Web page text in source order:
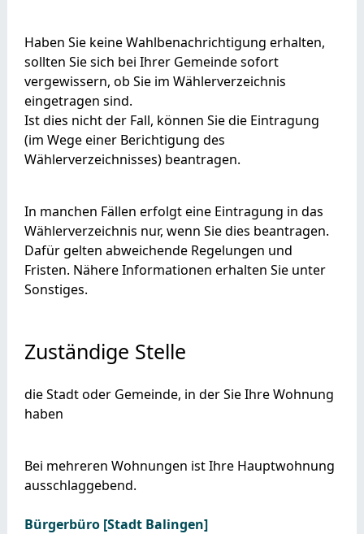
Haben Sie keine Wahlbenachrichtigung erhalten,
sollten Sie sich bei Ihrer Gemeinde sofort
vergewissern, ob Sie im Wählerverzeichnis
eingetragen sind.
Ist dies nicht der Fall, können Sie die Eintragung
(im Wege einer Berichtigung des
Wählerverzeichnisses) beantragen.
In manchen Fällen erfolgt eine Eintragung in das
Wählerverzeichnis nur, wenn Sie dies beantragen.
Dafür gelten abweichende Regelungen und
Fristen. Nähere Informationen erhalten Sie unter
Sonstiges.
Zuständige Stelle
die Stadt oder Gemeinde, in der Sie Ihre Wohnung
haben
Bei mehreren Wohnungen ist Ihre Hauptwohnung
ausschlaggebend.
Bürgerbüro [Stadt Balingen]